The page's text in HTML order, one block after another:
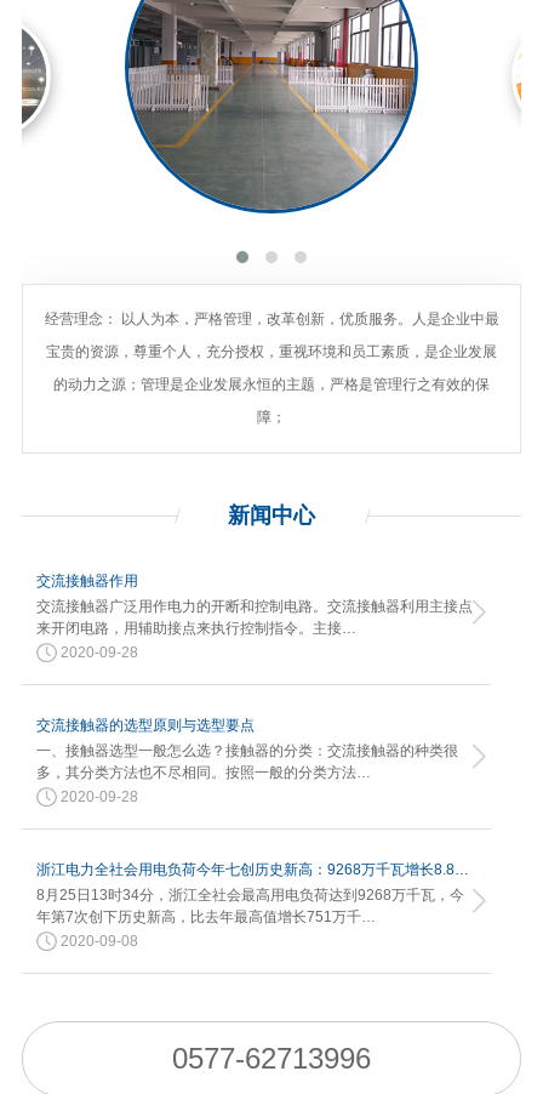
经营理念： 以人为本，严格管理，改革创新，优质服务。人是企业中最
宝贵的资源，尊重个人，充分授权，重视环境和员工素质，是企业发展
的动力之源；管理是企业发展永恒的主题，严格是管理行之有效的保
障；
新闻 中心
交流接触器作用
交流接触器广泛用作电力的开断和控制电路。交流接触器利用主接点
来开闭电路，用辅助接点来执行控制指令。主接…
2020-09-28
交流接触器的选型原则与选型要点
一、接触器选型一般怎么选？接触器的分类：交流接触器的种类很
多，其分类方法也不尽相同。按照一般的分类方法…
2020-09-28
浙江电力全社会用电负荷今年七创历史新高：9268万千瓦增长8.82%
8月25日13时34分，浙江全社会最高用电负荷达到9268万千瓦，今
年第7次创下历史新高，比去年最高值增长751万千…
2020-09-08
0577-62713996